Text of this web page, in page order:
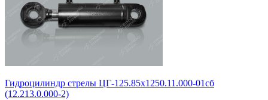
Гидроцилиндр стрелы ЦГ-125.85х1250.11.000-01сб
(12.213.0.000-2)